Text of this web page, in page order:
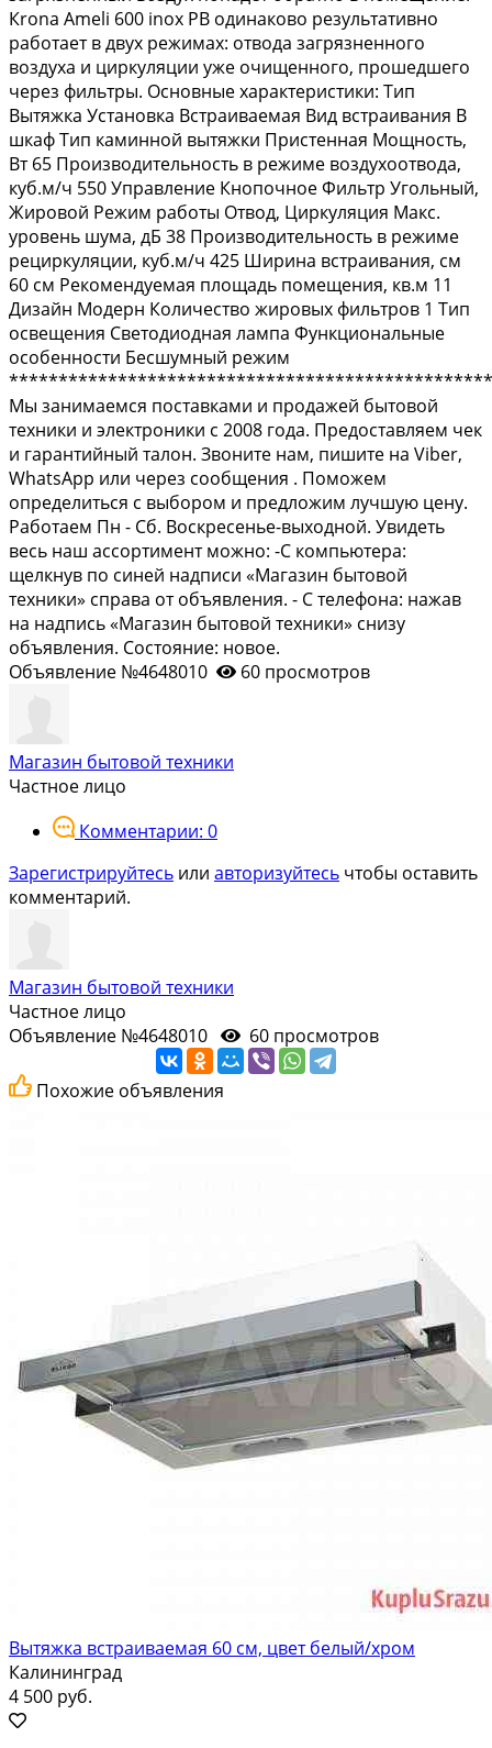
Кrоnа Аmеli 600 inох РВ одинаково результативно
работает в двух режимах: отвода загрязненного
воздуха и циркуляции уже очищенного, прошедшего
через фильтры. Основные характеристики: Тип
Вытяжка Установка Встраиваемая Вид встраивания В
шкаф Тип каминной вытяжки Пристенная Мощность,
Вт 65 Производительность в режиме воздухоотвода,
куб.м/ч 550 Управление Кнопочное Фильтр Угольный,
Жировой Режим работы Отвод, Циркуляция Макс.
уровень шума, дБ 38 Производительность в режиме
рециркуляции, куб.м/ч 425 Ширина встраивания, см
60 см Рекомендуемая площадь помещения, кв.м 11
Дизайн Модерн Количество жировых фильтров 1 Тип
освещения Светодиодная лампа Функциональные
особенности Бесшумный режим
Мы занимаемся поставками и продажей бытовой
техники и электроники с 2008 года. Предоставляем чек
и гарантийный талон. Звоните нам, пишите на Vibеr,
WhаtsАрр или через сообщения . Поможем
определиться с выбором и предложим лучшую цену.
Работаем Пн - Сб. Воскресенье-выходной. Увидеть
весь наш ассортимент можно: -С компьютера:
щелкнув по синей надписи «Магазин бытовой
техники» справа от объявления. - С телефона: нажав
на надпись «Магазин бытовой техники» снизу
объявления. Состояние: новое.
Объявление №4648010
60 просмотров
Магазин бытовой техники
Частное лицо
Комментарии: 0
Зарегистрируйтесь или авторизуйтесь чтобы оставить
комментарий.
Магазин бытовой техники
Частное лицо
Объявление №4648010
60 просмотров
Похожие объявления
Вытяжка встраиваемая 60 см, цвет белый/хром
Калининград
4 500 руб.